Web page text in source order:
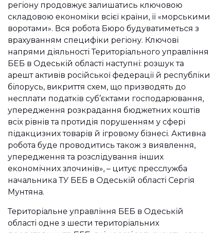
регіону продовжує залишатись ключовою
складовою економіки всієї країни, її «морськими
воротами». Вся робота Бюро будуватиметься з
врахуванням специфіки регіону. Ключові
напрями діяльності Територіального управління
БЕБ в Одеській області наступні: розшук та
арешт активів російської федерації й республіки
білорусь, викриття схем, що призводять до
несплати податків суб’єктами господарювання,
упередження розкрадання бюджетних коштів
всіх рівнів та протидія порушенням у сфері
підакцизних товарів й ігровому бізнесі. Активна
робота буде проводитись також з виявлення,
упередження та розслідування інших
економічних злочинів», – цитує пресслужба
начальника ТУ БЕБ в Одеській області Сергія
Мунтяна.
Територіальне управління БЕБ в Одеській
області одне з шести територіальних